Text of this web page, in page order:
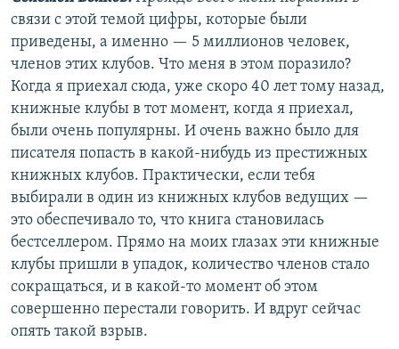
связи с этой темой цифры, которые были
приведены, а именно — 5 миллионов человек,
членов этих клубов. Что меня в этом поразило?
Когда я приехал сюда, уже скоро 40 лет тому назад,
книжные клубы в тот момент, когда я приехал,
были очень популярны. И очень важно было для
писателя попасть в какой-нибудь из престижных
книжных клубов. Практически, если тебя
выбирали в один из книжных клубов ведущих —
это обеспечивало то, что книга становилась
бестселлером. Прямо на моих глазах эти книжные
клубы пришли в упадок, количество членов стало
сокращаться, и в какой-то момент об этом
совершенно перестали говорить. И вдруг сейчас
опять такой взрыв.